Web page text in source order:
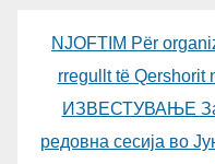
NJOFTIM Për
rregullt të Qershorit
ИЗВЕСТУВАЊЕ За
редовна сесија во